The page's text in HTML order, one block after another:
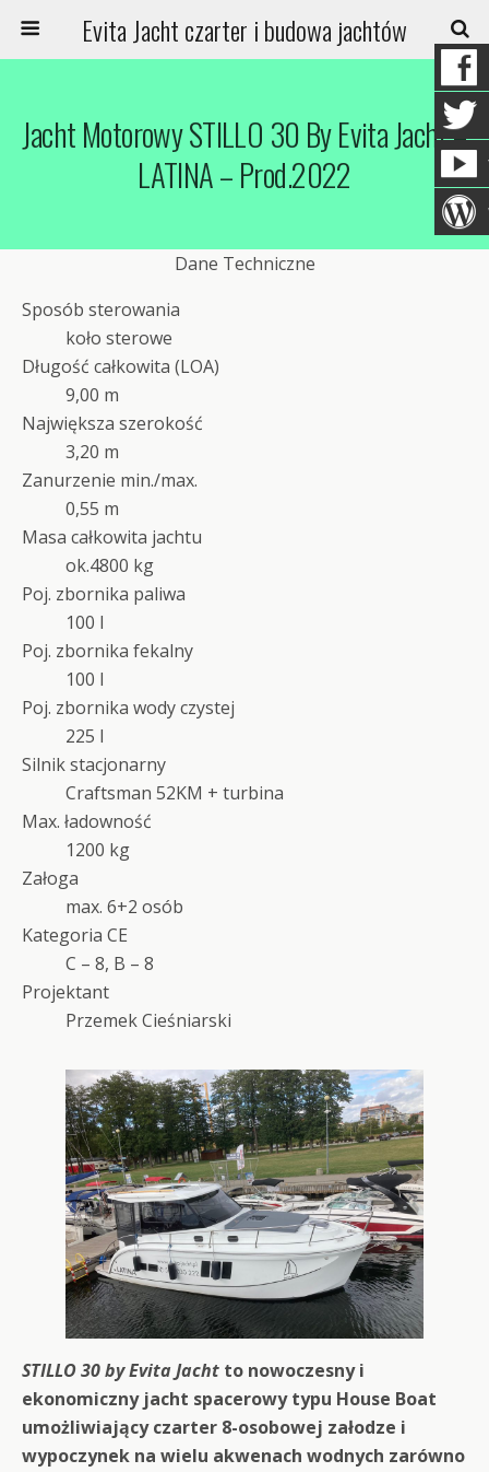
Evita Jacht czarter i budowa jachtów
Jacht Motorowy STILLO 30 By Evita Jacht –
LATINA – Prod.2022
Dane Techniczne
Sposób sterowania
koło sterowe
Długość całkowita (LOA)
9,00 m
Największa szerokość
3,20 m
Zanurzenie min./max.
0,55 m
Masa całkowita jachtu
ok.4800 kg
Poj. zbornika paliwa
100 l
Poj. zbornika fekalny
100 l
Poj. zbornika wody czystej
225 l
Silnik stacjonarny
Craftsman 52KM + turbina
Max. ładowność
1200 kg
Załoga
max. 6+2 osób
Kategoria CE
C – 8, B – 8
Projektant
Przemek Cieśniarski
STILLO 30 by Evita Jacht to nowoczesny i
ekonomiczny jacht spacerowy typu House Boat
umożliwiający czarter 8-osobowej załodze i
wypoczynek na wielu akwenach wodnych zarówno